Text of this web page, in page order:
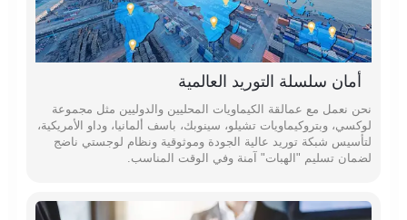
أمان سلسلة التوريد العالمية
نحن نعمل مع عمالقة الكيماويات المحليين والدوليين مثل مجموعة
لوكسي، وبتروكيماويات تشيلو، سينوبك، باسف ألمانيا، وداو الأمريكية،
لتأسيس شبكة توريد عالية الجودة وموثوقية ونظام لوجستي ناضج
لضمان تسليم "الهبات" آمنة وفي الوقت المناسب.